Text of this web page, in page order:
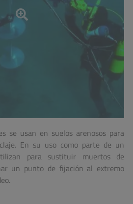
se usan en suelos arenosos para
En su uso como parte de un
para sustituir muertos de
un punto de fijación al extremo